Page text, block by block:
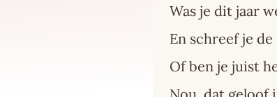
Was je dit jaar
En schreef je
Of ben je juist